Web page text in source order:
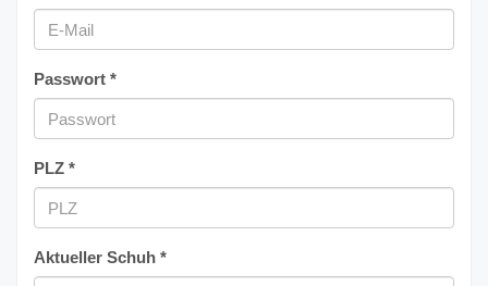
Passwort *
PLZ *
Aktueller Schuh *